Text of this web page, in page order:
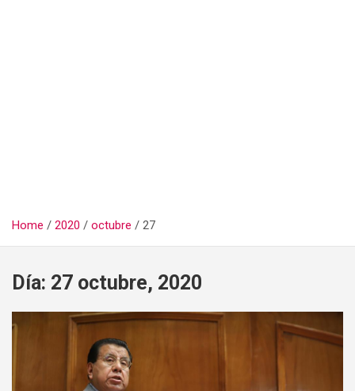
Home 2020 octubre 27
Día: 27 octubre, 2020